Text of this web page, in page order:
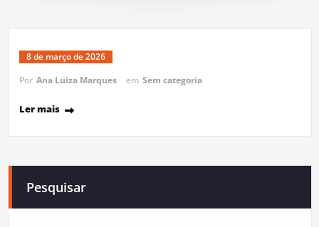
8 de março de 2026
Por Ana Luiza Marques em Sem categoria
Ler mais
Pesquisar